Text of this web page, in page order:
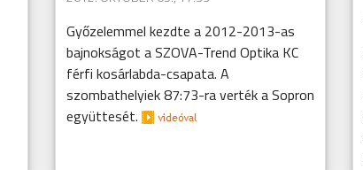
Győzelemmel kezdte a 2012-2013-as
bajnokságot a SZOVA-Trend Optika KC
férfi kosárlabda-csapata. A
szombathelyiek 87:73-ra verték a Sopron
együttesét.